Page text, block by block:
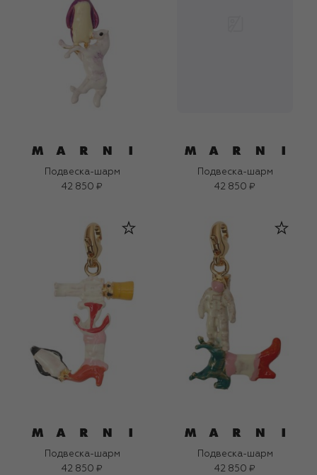
Подвеска-шарм
42 850 ₽
Подвеска-шарм
42 850 ₽
Подвеска-шарм
42 850 ₽
Подвеска-шарм
42 850 ₽